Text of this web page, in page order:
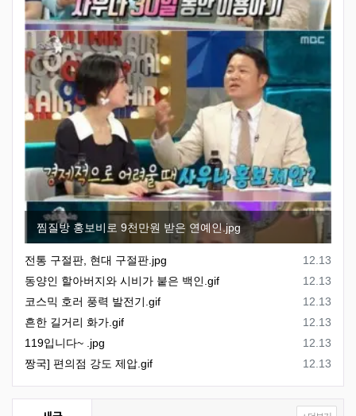
찜질방 홍보비로 9천만원 받은 연예인.jpg
등록일
12.13
전통 구절판, 현대 구절판.jpg
등록일
12.13
동양인 할아버지와 시비가 붙은 백인.gif
등록일
12.13
코스믹 호러 풍력 발전기.gif
등록일
12.13
흔한 길거리 화가.gif
등록일
12.13
119입니다~ .jpg
등록일
12.13
짱국] 편의점 강도 제압.gif